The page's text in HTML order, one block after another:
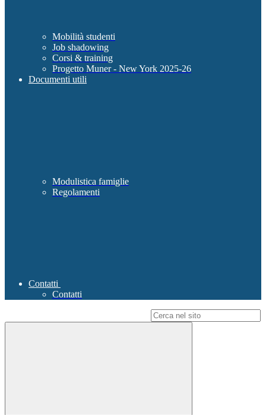
Mobilità studenti
Job shadowing
Corsi & training
Progetto Muner - New York 2025-26
Documenti utili
Modulistica famiglie
Regolamenti
Contatti
Contatti